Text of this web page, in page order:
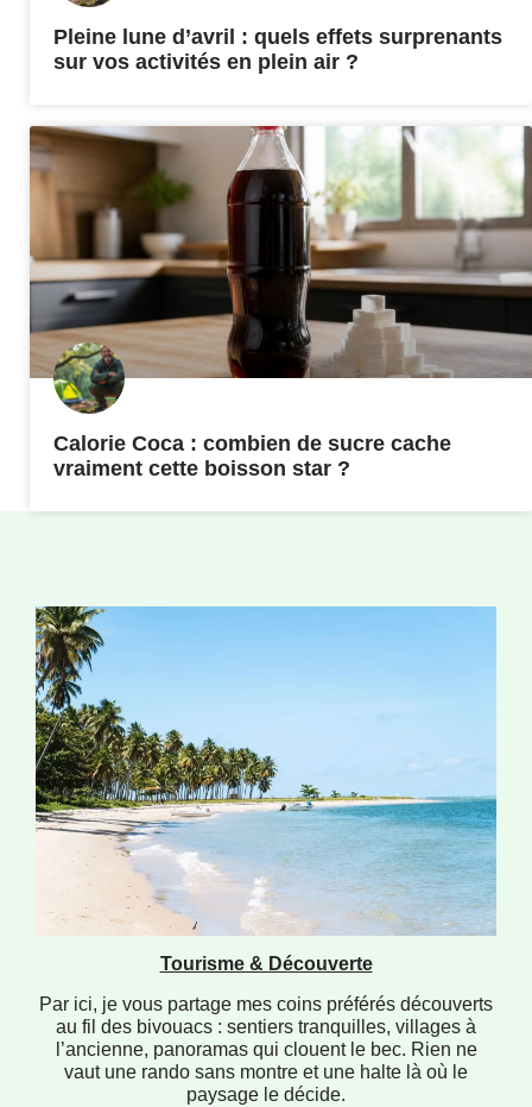
Pleine lune d’avril : quels effets surprenants
sur vos activités en plein air ?
Calorie Coca : combien de sucre cache
vraiment cette boisson star ?
Tourisme & Découverte
Par ici, je vous partage mes coins préférés découverts
au fil des bivouacs : sentiers tranquilles, villages à
l’ancienne, panoramas qui clouent le bec. Rien ne
vaut une rando sans montre et une halte là où le
paysage le décide.